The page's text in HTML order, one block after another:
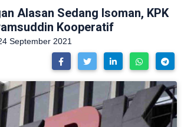
Alasan Sedang Isoman, KPK
Kooperatif
September 2021